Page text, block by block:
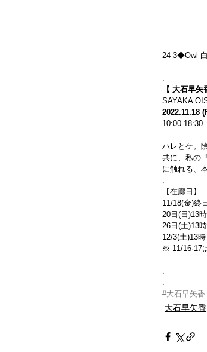
24-3◆Owl
【 大石早
SAYAKA
2022.11.18
10:00-18:30
ハレとケ。
共に、私の
に触れる、
【在廊日】
11/18(金)終
20日(日)13
26日(土)13
12/3(土)13時
※ 11/16·17
#大石早矢香
大石早矢香